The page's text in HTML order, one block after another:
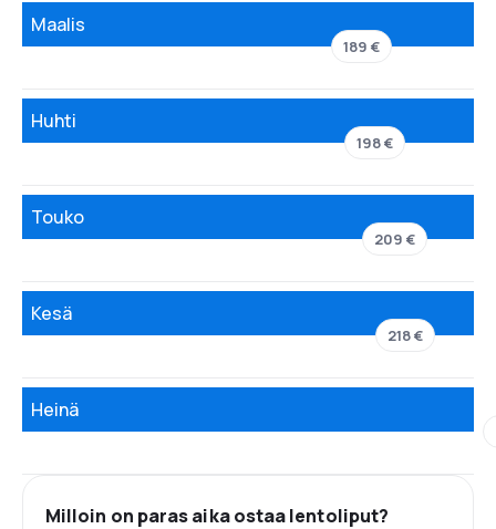
Maalis
189 €
Huhti
198 €
Touko
209 €
Kesä
218 €
Heinä
Milloin on paras aika ostaa lentoliput?